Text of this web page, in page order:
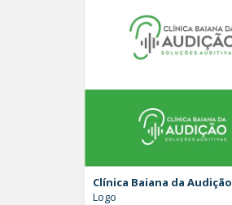
Clínica Baiana da Audição
Logo